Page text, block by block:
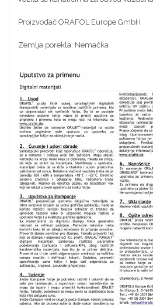
Proizvođač ORAFOL Europe GmbH
Zemlja porekla: Nemačka